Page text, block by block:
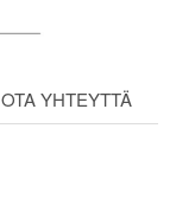
OTA YHTEYTTÄ